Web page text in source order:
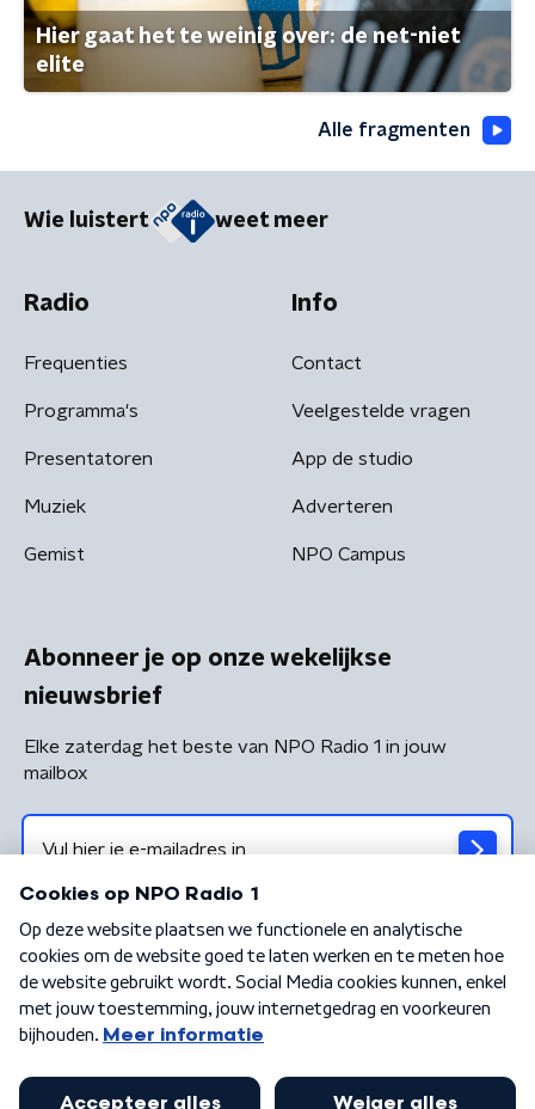
Hier gaat het te weinig over: de net-niet
elite
Alle fragmenten
Wie luistert weet meer
Radio
Frequenties
Programma's
Presentatoren
Muziek
Gemist
Info
Contact
Veelgestelde vragen
App de studio
Adverteren
NPO Campus
Abonneer je op onze wekelijkse
nieuwsbrief
Elke zaterdag het beste van NPO Radio 1 in jouw
mailbox
Algemene voorwaarden Privacybeleid